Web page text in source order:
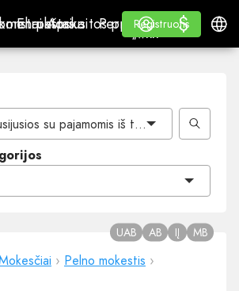
El. paštas
El. paštasApskaitos programa
Apskaitos programa
Perpardavėjams
„WHITE LABEL“
Mokymasis
Mokymasis
Registruotis
Registruotis
Prisijungti
$
$
su pajamomis iš tarptautinio vežimo
› Pelno mokestis ›
UAB AB IĮ MB